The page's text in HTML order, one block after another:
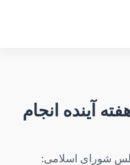
آینده انجام
شورای اسلامی: